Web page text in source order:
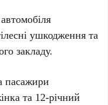
ушкодження та
закладу.
пасажири
та 12-річний